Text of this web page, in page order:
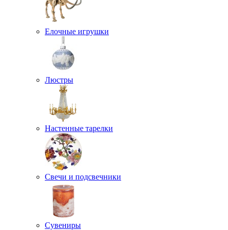
Елочные игрушки
Люстры
Настенные тарелки
Свечи и подсвечники
Сувениры